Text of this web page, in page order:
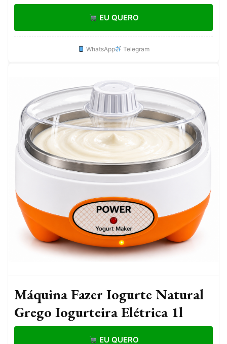
EU QUERO
WhatsApp Telegram
Máquina Fazer Iogurte Natural
Grego Iogurteira Elétrica 1l
EU QUERO